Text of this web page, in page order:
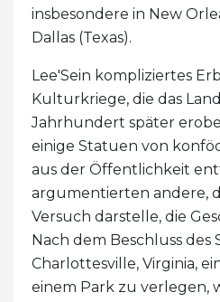
insbesondere in New
Dallas (Texas).
Lee'Sein kompliziertes
Kulturkriege, die das
Jahrhundert später
einige Statuen von
aus der Öffentlichkeit
argumentierten andere,
Versuch darstelle, die
Nach dem Beschluss des
Charlottesville, Virginia,
einem Park zu verlegen,